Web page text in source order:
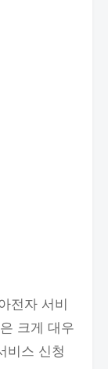
전자 서비
크게 대우
비스 신청